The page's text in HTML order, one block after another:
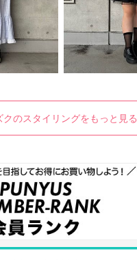
クのスタイリングをもっと見る